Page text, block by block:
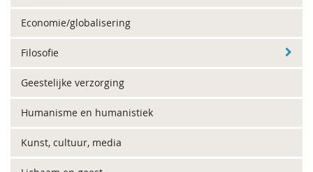
Economie/globalisering
Filosofie
Geestelijke verzorging
Humanisme en humanistiek
Kunst, cultuur, media